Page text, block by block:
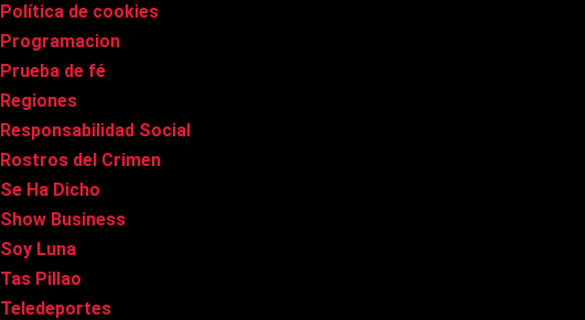
Política de cookies
Programacion
Prueba de fé
Regiones
Responsabilidad Social
Rostros del Crimen
Se Ha Dicho
Show Business
Soy Luna
Tas Pillao
Teledeportes